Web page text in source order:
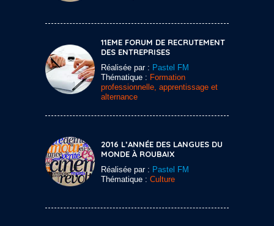
11EME FORUM DE RECRUTEMENT
DES ENTREPRISES
Réalisée par : Pastel FM
Thématique : Formation
professionnelle, apprentissage et
alternance
2016 L’ANNÉE DES LANGUES DU
MONDE À ROUBAIX
Réalisée par : Pastel FM
Thématique : Culture